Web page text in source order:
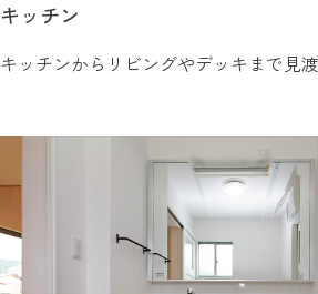
キッチン
キッチンからリビングやデッキまで見